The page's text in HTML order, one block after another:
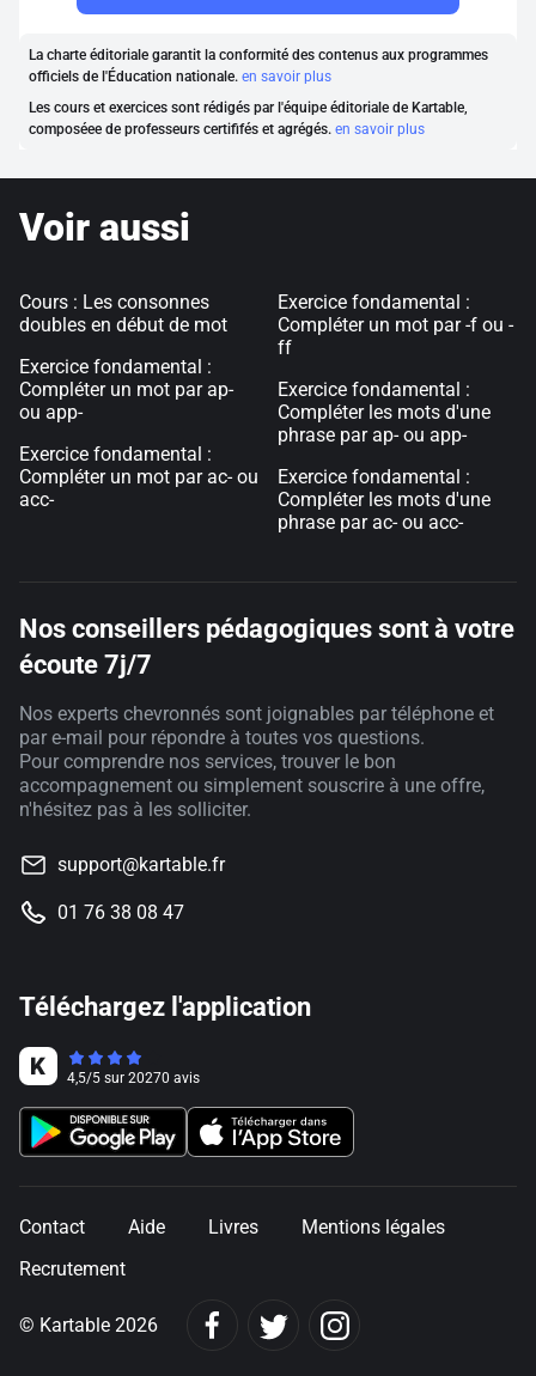
La charte éditoriale garantit la conformité des contenus aux programmes
officiels de l'Éducation nationale. en savoir plus
Les cours et exercices sont rédigés par l'équipe éditoriale de Kartable,
composéee de professeurs certififés et agrégés. en savoir plus
Voir aussi
Cours : Les consonnes
doubles en début de mot
Exercice fondamental :
Compléter un mot par ap-
ou app-
Exercice fondamental :
Compléter un mot par ac- ou
acc-
Exercice fondamental :
Compléter un mot par -f ou -
ff
Exercice fondamental :
Compléter les mots d'une
phrase par ap- ou app-
Exercice fondamental :
Compléter les mots d'une
phrase par ac- ou acc-
Nos conseillers pédagogiques sont à votre
écoute 7j/7
Nos experts chevronnés sont joignables par téléphone et
par e-mail pour répondre à toutes vos questions.
Pour comprendre nos services, trouver le bon
accompagnement ou simplement souscrire à une offre,
n'hésitez pas à les solliciter.
support@kartable.fr
01 76 38 08 47
Téléchargez l'application
4,5/5 sur 20270 avis
Contact Aide Livres
Mentions légales
Recrutement
© Kartable 2026